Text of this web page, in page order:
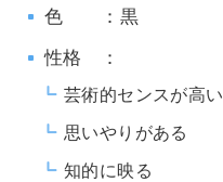
色 ：黒
性格 ：
芸術的センスが高い
思いやりがある
知的に映る